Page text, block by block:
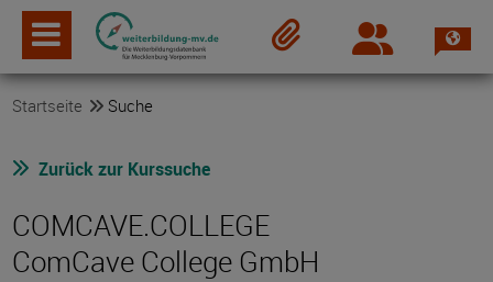
Login
Startseite Suche
Zurück zur Kurssuche
COMCAVE.COLLEGE
ComCave College GmbH